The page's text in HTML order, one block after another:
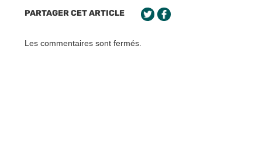
PARTAGER CET ARTICLE
Les commentaires sont fermés.